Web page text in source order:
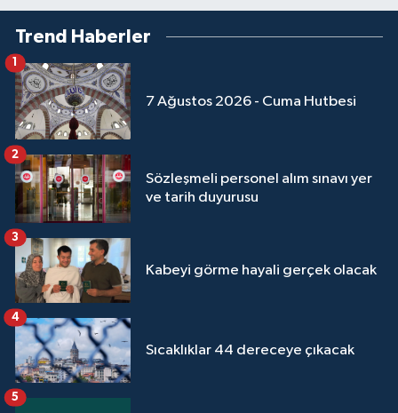
Trend Haberler
7 Ağustos 2026 - Cuma Hutbesi
1
Sözleşmeli personel alım sınavı yer
ve tarih duyurusu
2
Kabeyi görme hayali gerçek olacak
3
Sıcaklıklar 44 dereceye çıkacak
4
5